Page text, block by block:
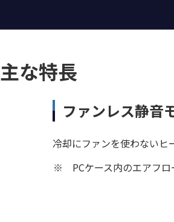
主な特長
ファンレス静音
冷却にファンを使わないヒ
※
PCケース内のエアフ